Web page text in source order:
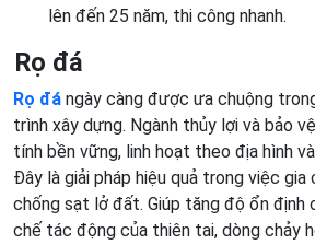
lên đến 25 năm, thi công nhanh.
Rọ đá
Rọ đá ngày càng được ưa chuộng
trình xây dựng. Ngành thủy lợi và bảo
tính bền vững, linh hoạt theo địa hình
Đây là giải pháp hiệu quả trong việc gia
chống sạt lở đất. Giúp tăng độ ổn định
chế tác động của thiên tai, dòng chảy